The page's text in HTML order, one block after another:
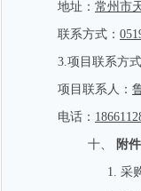
地址： 常州市
联系方式：
3.项目联系方式
项目联系人：
电话：
十、 附件
1. 采